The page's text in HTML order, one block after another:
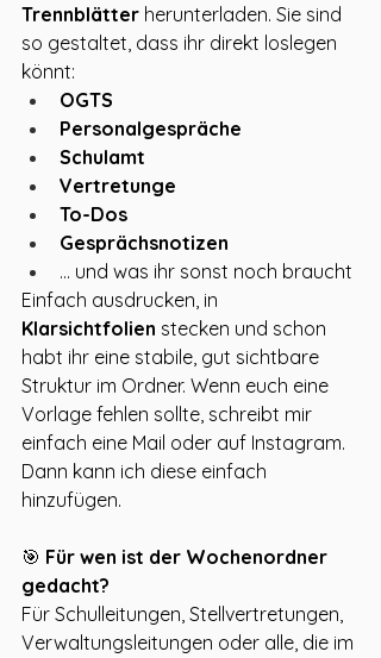
Trennblätter herunterladen. Sie sind
so gestaltet, dass ihr direkt loslegen
könnt:
OGTS
Personalgespräche
Schulamt
Vertretunge
To-Dos
Gesprächsnotizen
… und was ihr sonst noch braucht
Einfach ausdrucken, in
Klarsichtfolien stecken und schon
habt ihr eine stabile, gut sichtbare
Struktur im Ordner. Wenn euch eine
Vorlage fehlen sollte, schreibt mir
einfach eine Mail oder auf Instagram.
Dann kann ich diese einfach
hinzufügen.
🎯 Für wen ist der Wochenordner
gedacht?
Für Schulleitungen, Stellvertretungen,
Verwaltungsleitungen oder alle, die im